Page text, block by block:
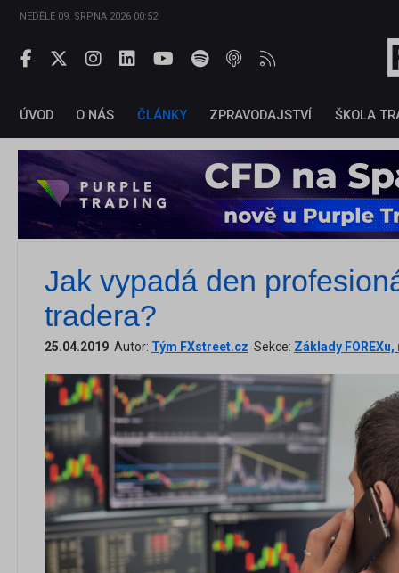
NEDĚLE 09. SRPNA 2026 00:52
ÚVOD O NÁS ČLÁNKY ZPRAVODAJSTVÍ ŠKOLA
Jak vypadá den
tradera?
25.04.2019 Autor: Tým FXstreet.cz Sekce: Základy